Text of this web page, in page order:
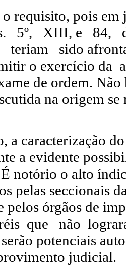
requisito, pois em
5º, XIII, e
sido
o exercício da
de ordem.
na origem se
a caracterização
a evidente
notório o alto
pelas seccionais
pelos órgãos de
que não
potenciais
judicial.